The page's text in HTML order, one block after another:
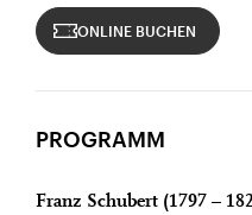
ONLINE BUCHEN
PROGRAMM
Franz Schubert (1797 –